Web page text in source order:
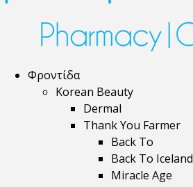
Φροντίδα
Korean Beauty
Dermal
Thank You Farmer
Back To
Back To Iceland
Miracle Age